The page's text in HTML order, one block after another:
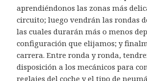
aprendiéndonos las zonas más
circuito; luego vendrán las rondas
las cuales durarán más o menos
configuración que elijamos; y
carrera. Entre ronda y ronda,
disposición a los mecánicos para
reglajes del coche y el tipo de